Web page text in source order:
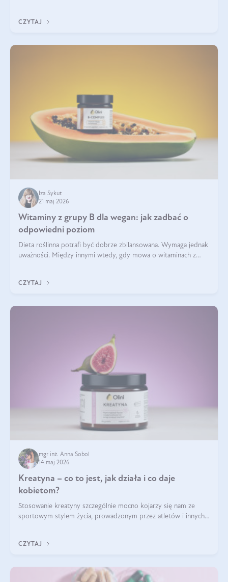
CZYTAJ
Iza Sykut
21 maj 2026
Witaminy z grupy B dla wegan: jak zadbać o
odpowiedni poziom
Dieta roślinna potrafi być dobrze zbilansowana. Wymaga jednak
uważności. Między innymi wtedy, gdy mowa o witaminach z
CZYTAJ
mgr inż. Anna Sobol
14 maj 2026
Kreatyna – co to jest, jak działa i co daje
kobietom?
Stosowanie kreatyny szczególnie mocno kojarzy się nam ze
sportowym stylem życia, prowadzonym przez atletów i innych
zwiększa masę
CZYTAJ